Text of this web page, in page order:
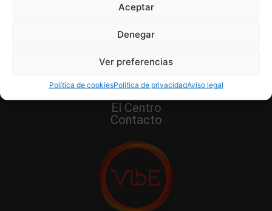
Aceptar
Denegar
Ver preferencias
Política de cookiesPolítica de privacidadAviso legal
Calendario
Entrenamientos Personales
Nuestro Equipo
El Centro
Contacto